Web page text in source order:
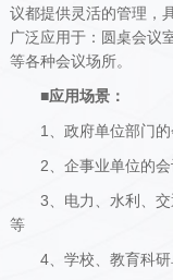
议都提供灵活的管理，
广泛应用于：圆桌会议
等各种会议场所。
■应用场景：
1、政府单位部门
2、企事业单位的
3、电力、水利、
等
4、学校、教育科